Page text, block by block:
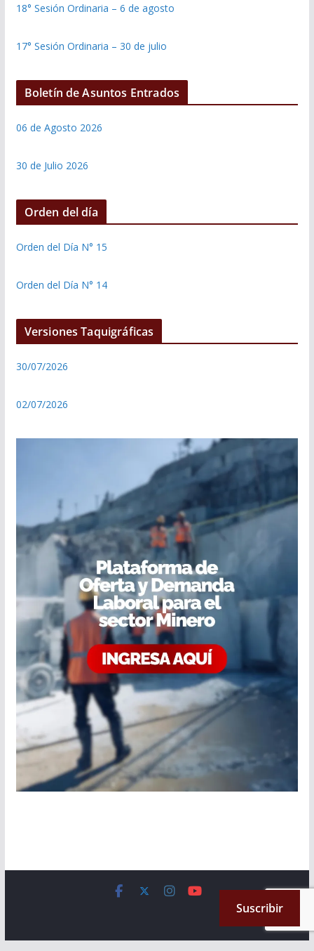
18° Sesión Ordinaria – 6 de agosto
17° Sesión Ordinaria – 30 de julio
Boletín de Asuntos Entrados
06 de Agosto 2026
30 de Julio 2026
Orden del día
Orden del Día N° 15
Orden del Día N° 14
Versiones Taquigráficas
30/07/2026
02/07/2026
. All rights reserved.
by ThemeGrill. Powered byWordPress.
Suscribir